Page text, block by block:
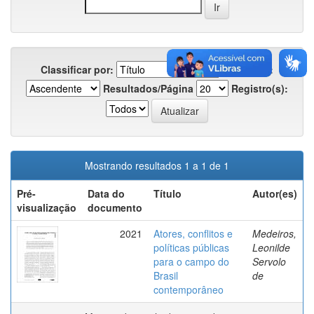
Classificar por:
Em ordem:
Resultados/Página
Registro(s):
Mostrando resultados 1 a 1 de 1
Pré-
visualização
Data do
documento
Título Autor(es)
2021
Atores, conflitos e
políticas públicas
para o campo do
Brasil
contemporâneo
Medeiros,
Leonilde
Servolo
de